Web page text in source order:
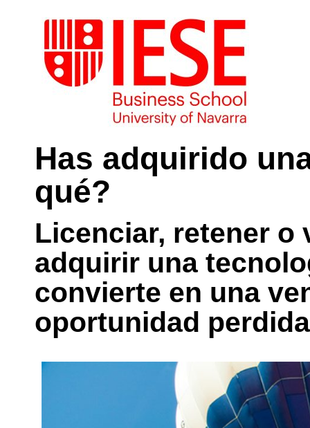
Has adquirido
qué?
Licenciar, retener
adquirir una
convierte en una
oportunidad